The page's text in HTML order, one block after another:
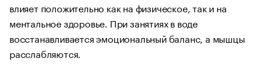
влияет положительно как на физическое, так и на
ментальное здоровье. При занятиях в воде
восстанавливается эмоциональный баланс, а мышцы
расслабляются.